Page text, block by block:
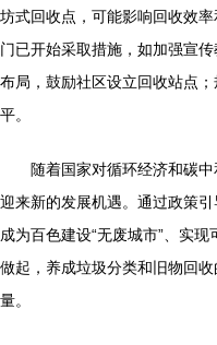
坊式回收点，可能影响回收效
门已开始采取措施，如加强宣
布局，鼓励社区设立回收站点
平。
随着国家对循环经济和碳
迎来新的发展机遇。通过政策
成为百色建设“无废城市”、实
做起，养成垃圾分类和旧物回
量。